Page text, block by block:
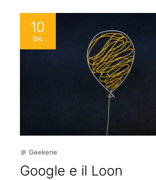
10
Dic
subject Geekerie
Google e il Loon